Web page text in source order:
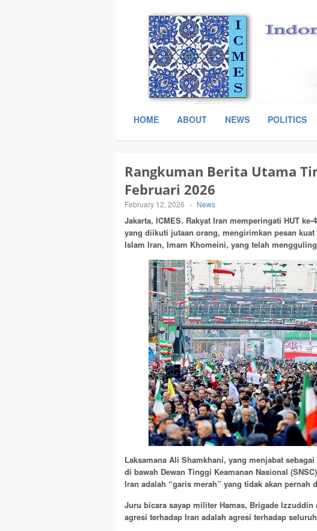
HOME ABOUT NEWS POLITICS
Rangkuman Berita Utama
Februari 2026
February 12, 2026 - News
Jakarta, ICMES. Rakyat Iran memperingati HUT
yang diikuti jutaan orang, mengirimkan pesan
Islam Iran, Imam Khomeini, yang telah
Laksamana Ali Shamkhani, yang menjabat
di bawah Dewan Tinggi Keamanan Nasional
Iran adalah “garis merah” yang tidak akan pernah
Juru bicara sayap militer Hamas, Brigade Izzuddin
agresi terhadap Iran adalah agresi terhadap